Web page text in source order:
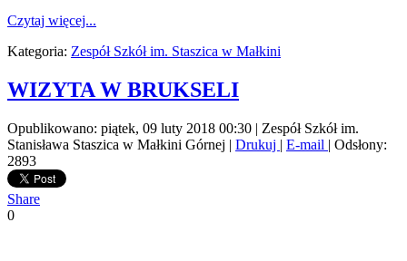
Czytaj więcej...
Kategoria: Zespół Szkół im. Staszica w Małkini
WIZYTA W BRUKSELI
Opublikowano: piątek, 09 luty 2018 00:30 | Zespół Szkół im.
Stanisława Staszica w Małkini Górnej | Drukuj | E-mail | Odsłony:
2893
Share
0